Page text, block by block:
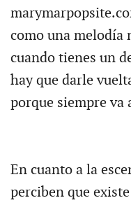
como una melodía
cuando tienes un
hay que darle
porque siempre va
En cuanto a la
perciben que